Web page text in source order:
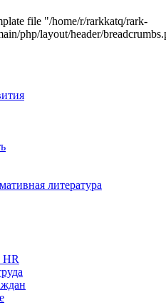
file "/home/r/rarkkatq/rark-
php/layout/header/
литература
HR